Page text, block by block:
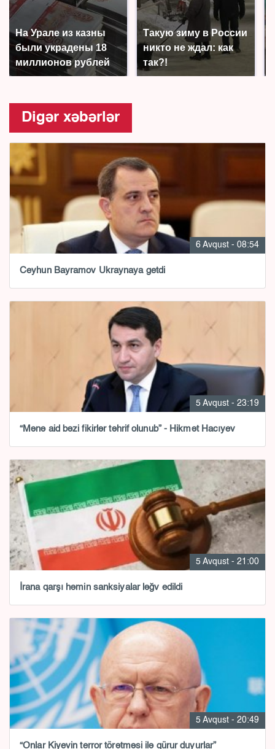
На Урале из казны
были украдены 18
миллионов рублей
Такую зиму в России
никто не ждал: как
так?!
Digər xəbərlər
6 Avqust - 08:54
Ceyhun Bayramov Ukraynaya getdi
5 Avqust - 23:19
“Mənə aid bəzi fikirlər təhrif olunub” - Hikmət Hacıyev
5 Avqust - 21:00
İrana qarşı həmin sanksiyalar ləğv edildi
5 Avqust - 20:49
“Onlar Kiyevin terror törətməsi ilə qürur duyurlar”